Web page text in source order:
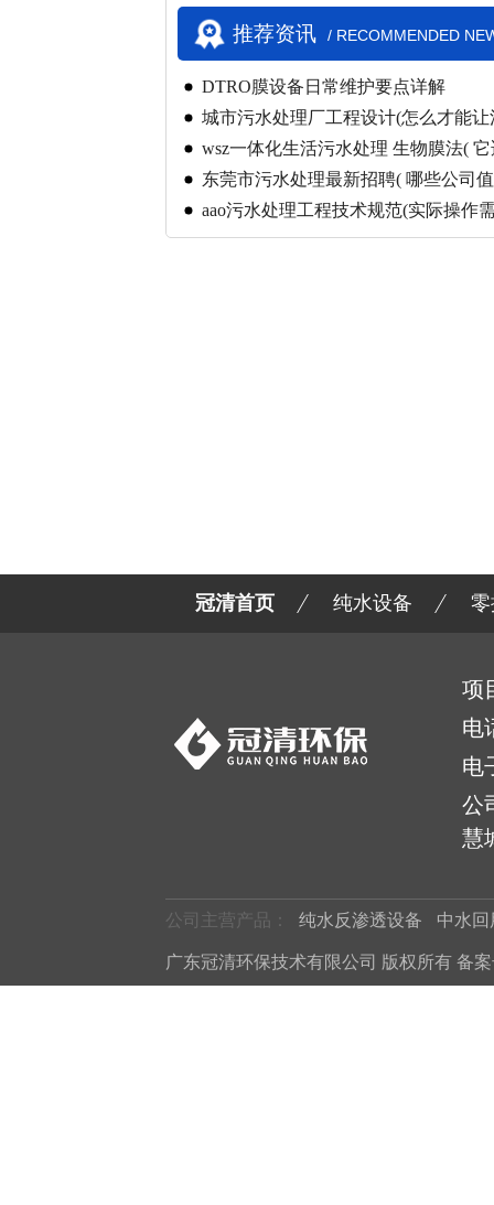
推荐资讯 / RECOMMENDED
DTRO膜设备日常维护要点详解
城市污水处理厂工程设计(怎么才能
全)wsz一体化生活污水处理 生物膜法(
东莞市污水处理最新招聘( 哪些公司
aao污水处理工程技术规范(实际操作
冠清首页 纯水设备
项
电
电
公
慧
公司主营产品： 纯水反渗透设备 中水回
广东冠清环保技术有限公司 版权所有 备